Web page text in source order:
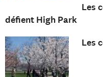
Les
défient High Park
Les